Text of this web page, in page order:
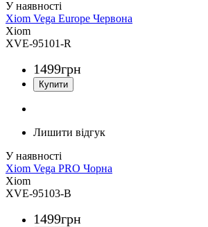
Xiom Vega Europe Червона
Xiom
XVE-95101-R
1499грн
Лишити відгук
Xiom Vega PRO Чорна
Xiom
XVE-95103-B
1499грн